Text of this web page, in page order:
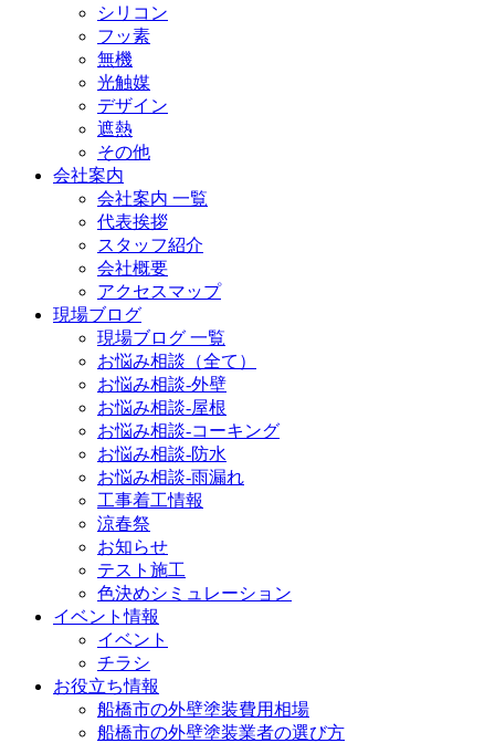
シリコン
フッ素
無機
光触媒
デザイン
遮熱
その他
会社案内
会社案内 一覧
代表挨拶
スタッフ紹介
会社概要
アクセスマップ
現場ブログ
現場ブログ 一覧
お悩み相談（全て）
お悩み相談-外壁
お悩み相談-屋根
お悩み相談-コーキング
お悩み相談-防水
お悩み相談-雨漏れ
工事着工情報
涼春祭
お知らせ
テスト施工
色決めシミュレーション
イベント情報
イベント
チラシ
お役立ち情報
船橋市の外壁塗装費用相場
船橋市の外壁塗装業者の選び方